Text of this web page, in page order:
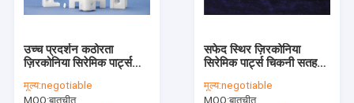
उच्च प्रदर्शन कठोरता
ज़िरकोनिया सिरेमिक पार्ट्स
मूल्य:negotiable
MOQ:बातचीत
सफेद स्थिर ज़िरकोनिया
सिरेमिक पार्ट्स चिकनी सतह
मूल्य:negotiable
MOQ:बातचीत